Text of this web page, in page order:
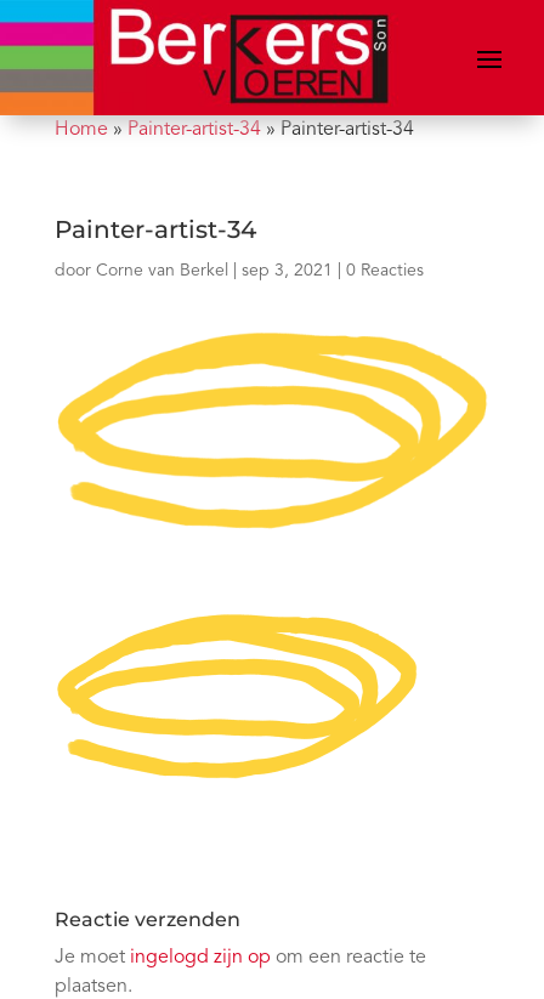
Home» Painter-artist-34» Painter-artist-34
Painter-artist-34
door Corne van Berkel sep 3, 2021 0 Reacties
Reactie verzenden
Je moet ingelogd zijn op om een reactie te
plaatsen.